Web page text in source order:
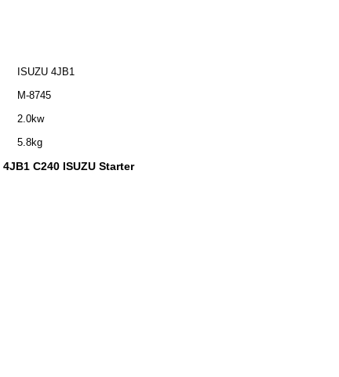
ISUZU 4JB1
M-8745
2.0kw
5.8kg
4JB1 C240 ISUZU Starter